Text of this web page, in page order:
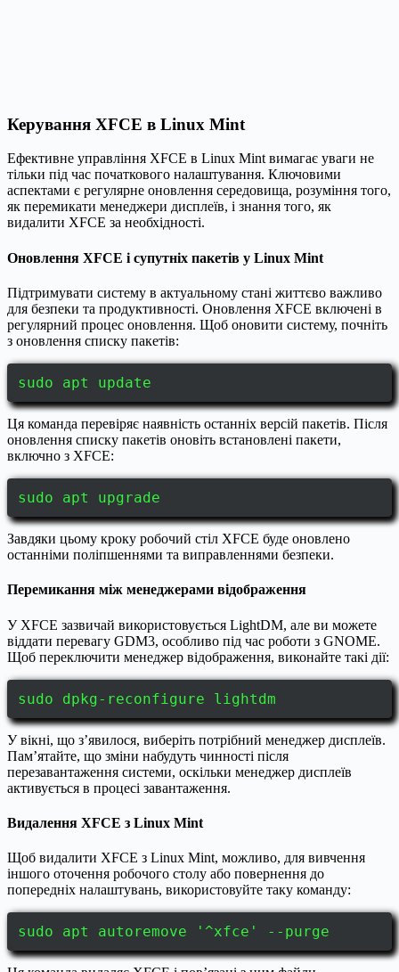
Керування XFCE в Linux Mint
Ефективне управління XFCE в Linux Mint вимагає уваги не
тільки під час початкового налаштування. Ключовими
аспектами є регулярне оновлення середовища, розуміння того,
як перемикати менеджери дисплеїв, і знання того, як
видалити XFCE за необхідності.
Оновлення XFCE і супутніх пакетів у Linux Mint
Підтримувати систему в актуальному стані життєво важливо
для безпеки та продуктивності. Оновлення XFCE включені в
регулярний процес оновлення. Щоб оновити систему, почніть
з оновлення списку пакетів:
sudo apt update
Ця команда перевіряє наявність останніх версій пакетів. Після
оновлення списку пакетів оновіть встановлені пакети,
включно з XFCE:
sudo apt upgrade
Завдяки цьому кроку робочий стіл XFCE буде оновлено
останніми поліпшеннями та виправленнями безпеки.
Перемикання між менеджерами відображення
У XFCE зазвичай використовується LightDM, але ви можете
віддати перевагу GDM3, особливо під час роботи з GNOME.
Щоб переключити менеджер відображення, виконайте такі дії:
sudo dpkg-reconfigure lightdm
У вікні, що з’явилося, виберіть потрібний менеджер дисплеїв.
Пам’ятайте, що зміни набудуть чинності після
перезавантаження системи, оскільки менеджер дисплеїв
активується в процесі завантаження.
Видалення XFCE з Linux Mint
Щоб видалити XFCE з Linux Mint, можливо, для вивчення
іншого оточення робочого столу або повернення до
попередніх налаштувань, використовуйте таку команду:
sudo apt autoremove '^xfce' --purge